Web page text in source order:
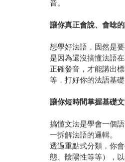
音。
讓你真正會說、會唸
想學好法語，固然是
是因為還沒搞懂法語
正確發音，才能講出
等，打好你的法語基礎
讓你短時間掌握基礎
搞懂文法是學會一個
一拆解法語的邏輯。
透過重點式分類，你
態、陰陽性等等），